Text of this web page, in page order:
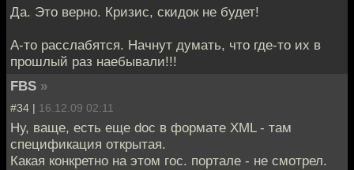
Да. Это верно. Кризис, скидок не будет!
А-то расслабятся. Начнут думать, что где-то их в
прошлый раз наебывали!!!
FBS »
#34 | 16.12.09 02:11
Ну, ваще, есть еще doc в формате XML - там
спецификация открытая.
Какая конкретно на этом гос. портале - не смотрел.